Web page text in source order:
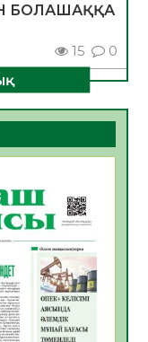
БОЛАШАҚҚА
15 0
15 0
5
атты
өтті
4
арқылы